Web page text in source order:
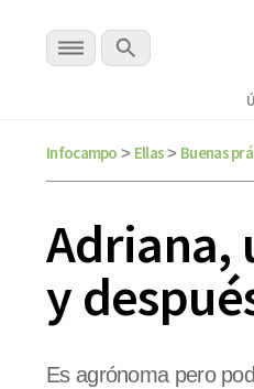
Infocampo > Ellas> Buenas
Adriana,
y
Es agrónoma pero